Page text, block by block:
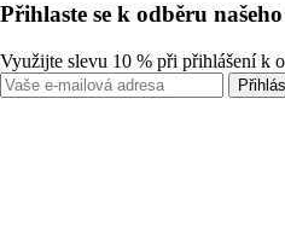
Přihlaste se k odběru
Využijte slevu 10 % při přihlášení k